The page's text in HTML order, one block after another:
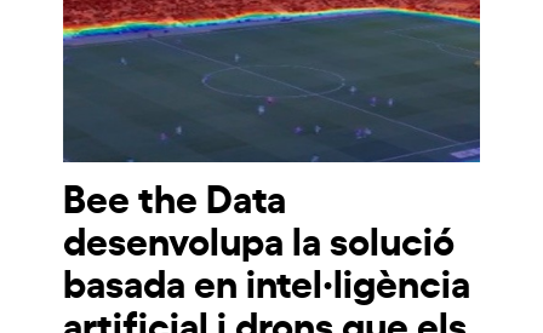
Bee the Data
desenvolupa la solució
basada en intel·ligència